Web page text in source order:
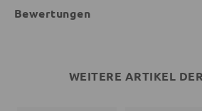
Bewertungen
WEITERE ARTIKEL